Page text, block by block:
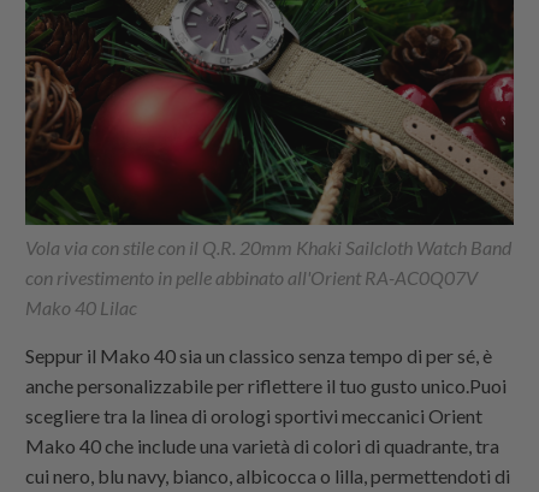
Vola via con stile con il Q.R. 20mm Khaki Sailcloth Watch Band
con rivestimento in pelle abbinato all'Orient RA-AC0Q07V
Mako 40 Lilac
Seppur il Mako 40 sia un classico senza tempo di per sé, è
anche personalizzabile per riflettere il tuo gusto unico.Puoi
scegliere tra la linea di orologi sportivi meccanici Orient
Mako 40 che include una varietà di colori di quadrante, tra
cui nero, blu navy, bianco, albicocca o lilla, permettendoti di